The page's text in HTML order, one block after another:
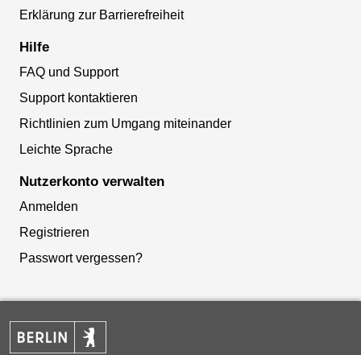
Erklärung zur Barrierefreiheit
Hilfe
FAQ und Support
Support kontaktieren
Richtlinien zum Umgang miteinander
Leichte Sprache
Nutzerkonto verwalten
Anmelden
Registrieren
Passwort vergessen?